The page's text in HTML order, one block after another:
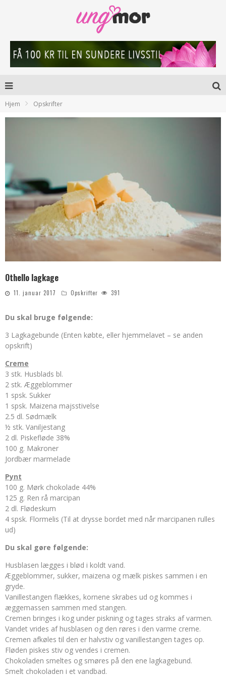
Hjem Opskrifter
Othello lagkage
11. januar 2017 Opskrifter 391
Du skal bruge følgende:
3 Lagkagebunde (Enten købte, eller hjemmelavet – se anden
opskrift)
Creme
3 stk. Husblads bl.
2 stk. Æggeblommer
1 spsk. Sukker
1 spsk. Maizena majsstivelse
2.5 dl. Sødmælk
½ stk. Vaniljestang
2 dl. Piskefløde 38%
100 g. Makroner
Jordbær marmelade
Pynt
100 g. Mørk chokolade 44%
125 g. Ren rå marcipan
2 dl. Flødeskum
4 spsk. Flormelis (Til at drysse bordet med når marcipanen rulles
ud)
Du skal gøre følgende:
Husblasen lægges i blød i koldt vand.
Æggeblommer, sukker, maizena og mælk piskes sammen i en
gryde.
Vanillestangen flækkes, kornene skrabes ud og kommes i
æggemassen sammen med stangen.
Cremen bringes i kog under piskning og tages straks af varmen.
Vandet vrides af husblasen og den røres i den varme creme.
Cremen afkøles til den er halvstiv og vanillestangen tages op.
Fløden piskes stiv og vendes i cremen.
Chokoladen smeltes og smøres på den ene lagkagebund.
Smelt chokoladen i et vandbad.